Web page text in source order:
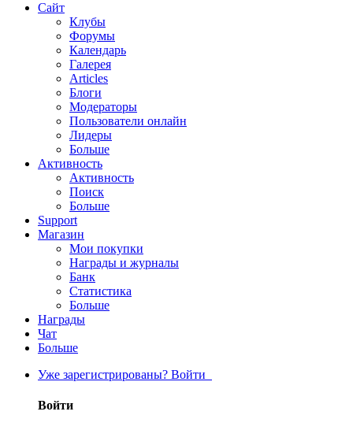
Сайт
Клубы
Форумы
Календарь
Галерея
Articles
Блоги
Модераторы
Пользователи онлайн
Лидеры
Больше
Активность
Активность
Поиск
Больше
Support
Магазин
Мои покупки
Награды и журналы
Банк
Статистика
Больше
Награды
Чат
Больше
Уже зарегистрированы? Войти
Войти